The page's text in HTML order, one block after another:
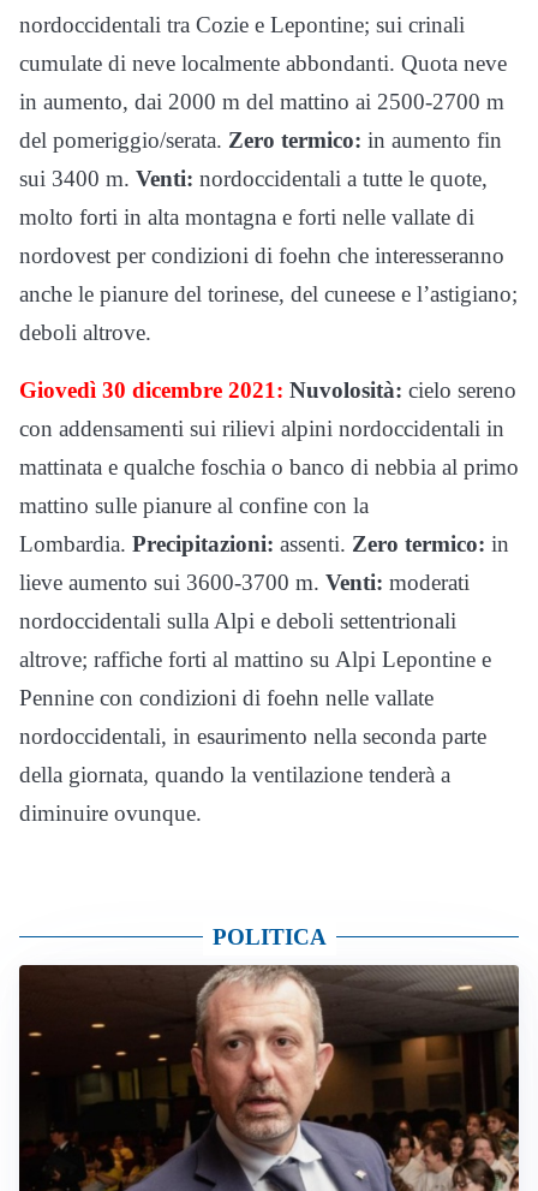
nordoccidentali tra Cozie e Lepontine; sui crinali
cumulate di neve localmente abbondanti. Quota neve
in aumento, dai 2000 m del mattino ai 2500-2700 m
del pomeriggio/serata. Zero termico: in aumento fin
sui 3400 m. Venti: nordoccidentali a tutte le quote,
molto forti in alta montagna e forti nelle vallate di
nordovest per condizioni di foehn che interesseranno
anche le pianure del torinese, del cuneese e l’astigiano;
deboli altrove.
Giovedì 30 dicembre 2021: Nuvolosità: cielo sereno
con addensamenti sui rilievi alpini nordoccidentali in
mattinata e qualche foschia o banco di nebbia al primo
mattino sulle pianure al confine con la
Lombardia. Precipitazioni: assenti. Zero termico: in
lieve aumento sui 3600-3700 m. Venti: moderati
nordoccidentali sulla Alpi e deboli settentrionali
altrove; raffiche forti al mattino su Alpi Lepontine e
Pennine con condizioni di foehn nelle vallate
nordoccidentali, in esaurimento nella seconda parte
della giornata, quando la ventilazione tenderà a
diminuire ovunque.
POLITICA